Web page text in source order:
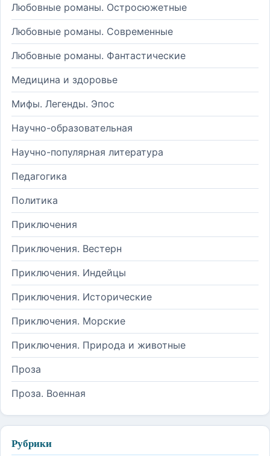
Любовные романы. Остросюжетные
Любовные романы. Современные
Любовные романы. Фантастические
Медицина и здоровье
Мифы. Легенды. Эпос
Научно-образовательная
Научно-популярная литература
Педагогика
Политика
Приключения
Приключения. Вестерн
Приключения. Индейцы
Приключения. Исторические
Приключения. Морские
Приключения. Природа и животные
Проза
Проза. Военная
Рубрики